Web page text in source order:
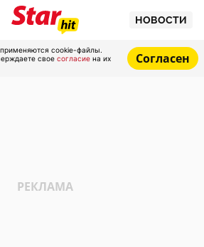
НОВОСТИ
cookie-файлы.
свое согласие на их
Согласен